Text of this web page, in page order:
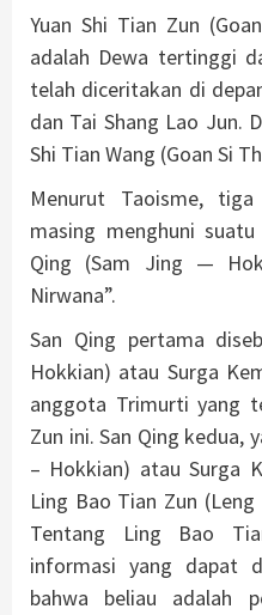
Yuan Shi Tian Zun
adalah Dewa tertinggi
telah diceritakan di
dan Tai Shang Lao Jun.
Shi Tian Wang (Goan Si
Menurut Taoisme,
masing menghuni
Qing (Sam Jing —
Nirwana”.
San Qing pertama
Hokkian) atau Surga
anggota Trimurti yang
Zun ini. San Qing kedua,
– Hokkian) atau Surga
Ling Bao Tian Zun
Tentang Ling Bao
informasi yang dapat
bahwa beliau adalah